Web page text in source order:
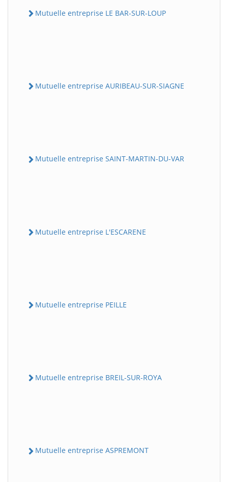
Mutuelle entreprise LE BAR-SUR-LOUP
Mutuelle entreprise AURIBEAU-SUR-SIAGNE
Mutuelle entreprise SAINT-MARTIN-DU-VAR
Mutuelle entreprise L'ESCARENE
Mutuelle entreprise PEILLE
Mutuelle entreprise BREIL-SUR-ROYA
Mutuelle entreprise ASPREMONT